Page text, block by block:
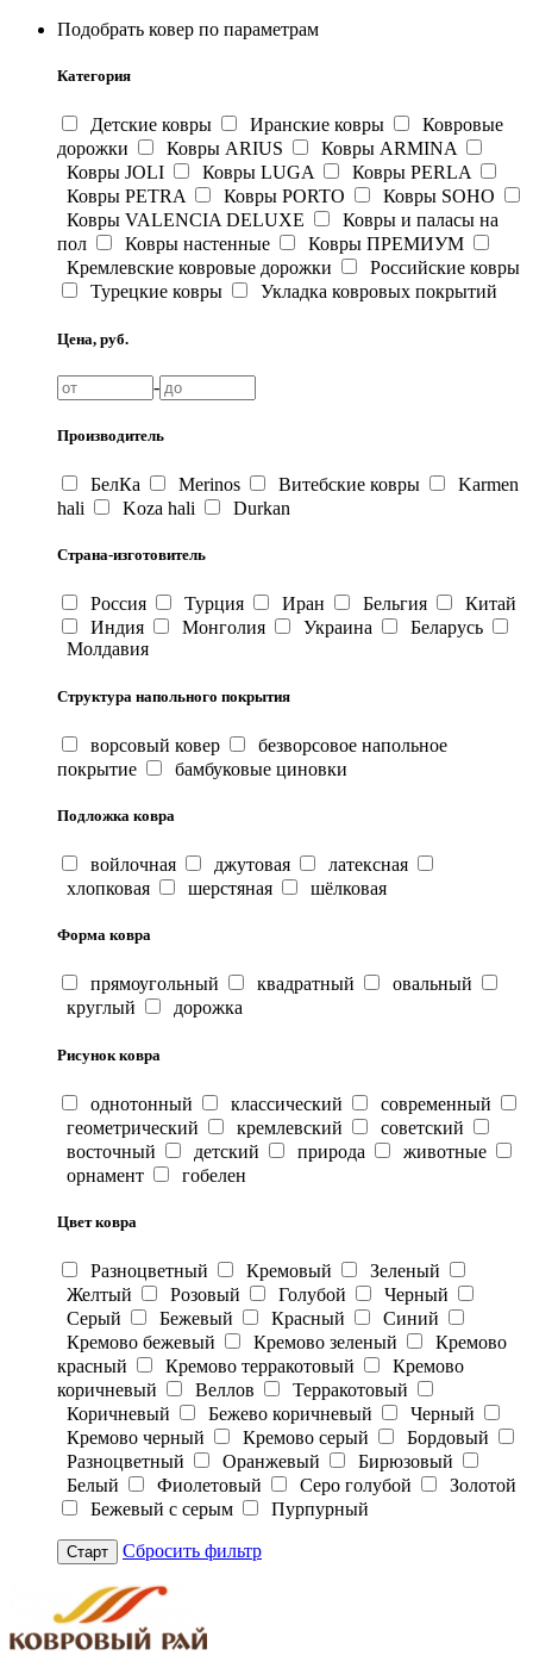
Подобрать ковер по параметрам
Категория
Детские ковры Иранские ковры
Ковровые
дорожки
Ковры ARIUS
Ковры ARMINA
Ковры JOLI
Ковры LUGA
Ковры PERLA
Ковры PETRA
Ковры PORTO
Ковры SOHO
Ковры VALENCIA DELUXE
Ковры и паласы на
пол
Ковры настенные
Ковры ПРЕМИУМ
Кремлевские ковровые дорожки
Российские ковры
Турецкие ковры
Укладка ковровых покрытий
Цена, руб.
-
Производитель
БелКа Merinos Витебские ковры
Karmen
hali
Koza hali Durkan
Страна-изготовитель
Россия Турция Иран Бельгия
Китай
Индия
Монголия Украина
Беларусь
Молдавия
Структура напольного покрытия
ворсовый ковер
безворсовое напольное
покрытие
бамбуковые циновки
Подложка ковра
войлочная джутовая
латексная
хлопковая
шерстяная шёлковая
Форма ковра
прямоугольный квадратный
овальный
круглый
дорожка
Рисунок ковра
однотонный классический
современный
геометрический
кремлевский
советский
восточный
детский природа
животные
орнамент
гобелен
Цвет ковра
Разноцветный Кремовый
Зеленый
Желтый
Розовый Голубой
Черный
Серый
Бежевый Красный
Синий
Кремово бежевый
Кремово зеленый
Кремово
красный
Кремово терракотовый
Кремово
коричневый
Веллов
Терракотовый
Коричневый
Бежево коричневый
Черный
Кремово черный
Кремово серый
Бордовый
Разноцветный
Оранжевый
Бирюзовый
Белый
Фиолетовый Серо голубой
Золотой
Бежевый с серым
Пурпурный
Старт Сбросить фильтр